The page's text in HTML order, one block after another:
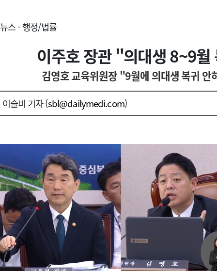
뉴스 - 행정/법률
이주호 장관 "의대생 8~9
김영호 교육위원장 "9월에 의대생 복귀
이슬비 기자 (sbl@dailymedi.com)